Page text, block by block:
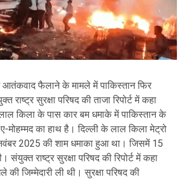
आतंकवाद फैलाने के मामले में पाकिस्तान फिर
सुरक्षा परिषद की ताजा रिपोर्ट में कहा
किला के पास कार बम धमाके में पाकिस्तान के
का हाथ है। दिल्ली के लाल किला मेट्रो
2025 की शाम धमाका हुआ था। जिसमें 15
संयुक्त राष्ट्र सुरक्षा परिषद की रिपोर्ट में कहा
जिम्मेदारी ली थी। सुरक्षा परिषद की